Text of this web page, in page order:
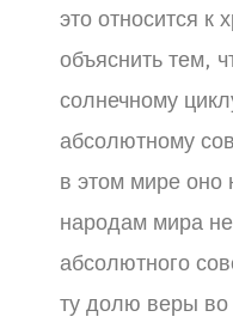
это относится к
объяснить тем,
солнечному
абсолютному
в этом мире оно
народам мира
абсолютного
ту долю веры во